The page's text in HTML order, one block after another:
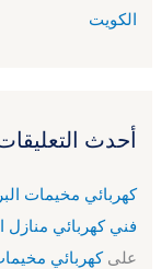
الكويت
أحدث
فني كهربائي منازل
على